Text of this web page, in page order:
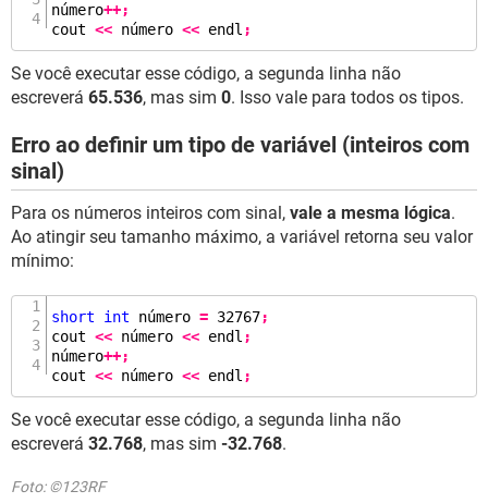
número++;
cout << número << endl ;
Se você executar esse código, a segunda linha não
escreverá 65.536, mas sim 0. Isso vale para todos os tipos.
Erro ao definir um tipo de variável (inteiros com
sinal)
Para os números inteiros com sinal, vale a mesma lógica.
Ao atingir seu tamanho máximo, a variável retorna seu valor
mínimo:
short int número = 32767;
cout << número << endl ;
número++;
cout << número << endl ;
Se você executar esse código, a segunda linha não
escreverá 32.768, mas sim -32.768.
Foto: ©123RF